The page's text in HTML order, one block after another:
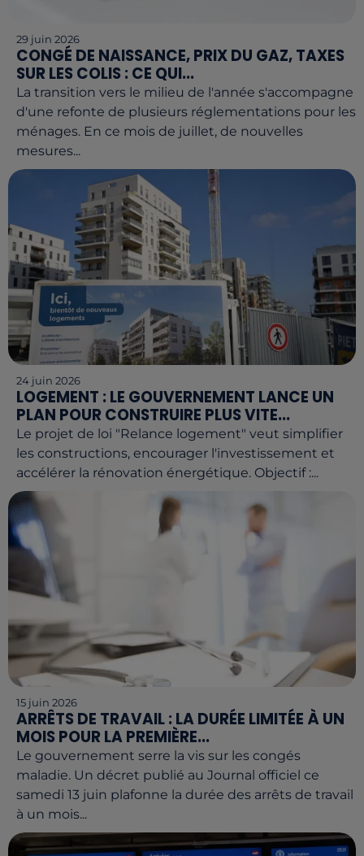
29 juin 2026
CONGÉ DE NAISSANCE, PRIX DU GAZ, TAXES
SUR LES COLIS : CE QUI...
La transition vers le milieu de l'année s'accompagne
d'une refonte de plusieurs réglementations pour les
ménages. En ce mois de juillet, de nouvelles
mesures...
24 juin 2026
LOGEMENT : LE GOUVERNEMENT LANCE UN
PLAN POUR CONSTRUIRE PLUS VITE...
Le projet de loi "Relance logement" veut simplifier
les constructions, encourager l'investissement et
accélérer la rénovation énergétique. Objectif :...
15 juin 2026
ARRÊTS DE TRAVAIL : LA DURÉE LIMITÉE À UN
MOIS POUR LA PREMIÈRE...
Le gouvernement serre la vis sur les congés
maladie. Un décret publié au Journal officiel ce
samedi 13 juin plafonne la durée des arrêts de travail
à un mois...